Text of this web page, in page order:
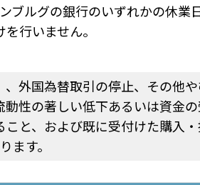
ブルグの銀行のいずれかの休業
行いません。
外国為替取引の停止、その他
性の著しい低下あるいは資金
と、および既に受付けた購入
ます。